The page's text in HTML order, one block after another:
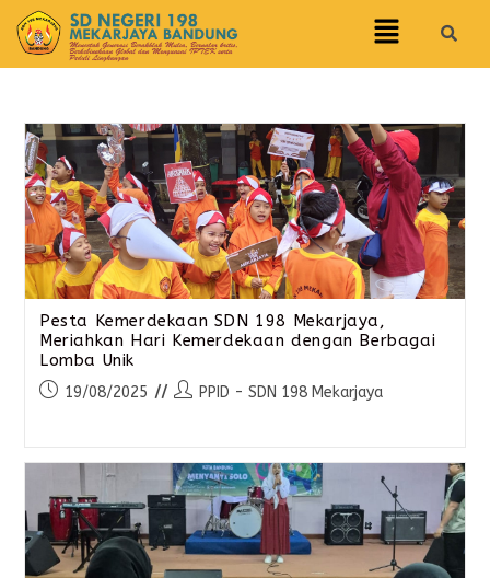
Pesta Kemerdekaan SDN 198 Mekarjaya,
Meriahkan Hari Kemerdekaan dengan Berbagai
Lomba Unik
19/08/2025 PPID - SDN 198 Mekarjaya